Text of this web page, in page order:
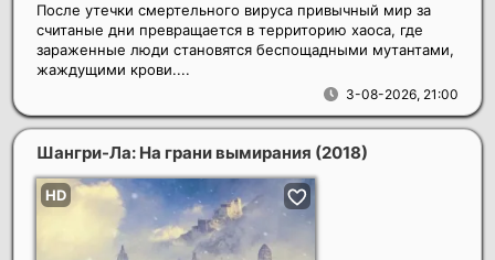
3-08-2026, 21:00
После утечки смертельного вируса привычный мир за
считаные дни превращается в территорию хаоса, где
зараженные люди становятся беспощадными мутантами,
жаждущими крови....
Шангри-Ла: На грани вымирания (2018)